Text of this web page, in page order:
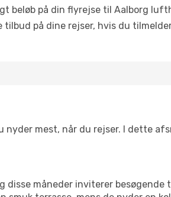
beløb på din flyrejse til Aalborg
på dine rejser, hvis du
mest, når du rejser. I dette
disse måneder inviterer besøgende